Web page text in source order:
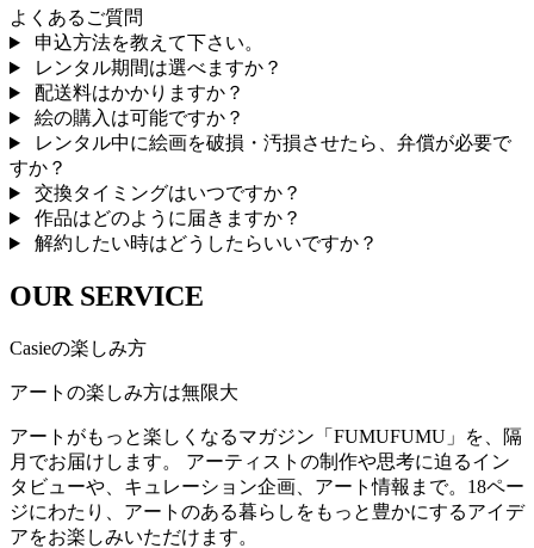
よくあるご質問
申込方法を教えて下さい。
レンタル期間は選べますか？
配送料はかかりますか？
絵の購入は可能ですか？
レンタル中に絵画を破損・汚損させたら、弁償が必要で
すか？
交換タイミングはいつですか？
作品はどのように届きますか？
解約したい時はどうしたらいいですか？
OUR SERVICE
Casieの楽しみ方
アートの楽しみ方は無限大
アートがもっと楽しくなるマガジン「FUMUFUMU」を、隔
月でお届けします。 アーティストの制作や思考に迫るイン
タビューや、キュレーション企画、アート情報まで。18ペー
ジにわたり、アートのある暮らしをもっと豊かにするアイデ
アをお楽しみいただけます。